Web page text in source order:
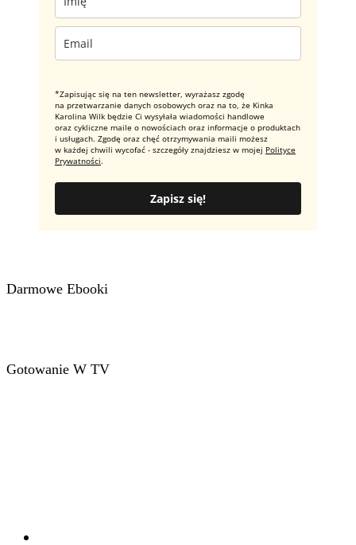
*Zapisując się na ten newsletter, wyrażasz zgodę
na przetwarzanie danych osobowych oraz na to, że Kinka
Karolina Wilk będzie Ci wysyłała wiadomości handlowe
oraz cykliczne maile o nowościach oraz informacje o produktach
i usługach. Zgodę oraz chęć otrzymywania maili możesz
w każdej chwili wycofać - szczegóły znajdziesz w mojej Polityce
Prywatności.
Zapisz się!
Darmowe Ebooki
Gotowanie W TV